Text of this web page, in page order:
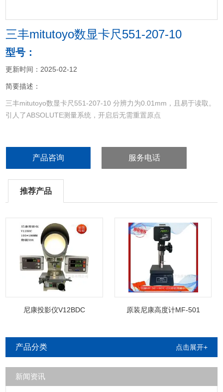
三丰mitutoyo数显卡尺551-207-10
型号：
更新时间：2025-02-12
简要描述：
三丰mitutoyo数显卡尺551-207-10 分辨力为0.01mm，且易于读取。
引人了ABSOLUTE测量系统，开启后无需重置原点
产品咨询 服务电话
推荐产品
尼康投影仪V12BDC 原装尼康高度计MF-501
产品分类 点击展开+
新闻资讯